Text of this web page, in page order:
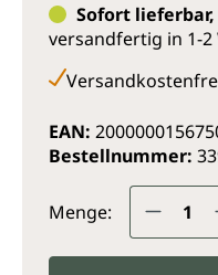
Sofort lieferbar,
versandfertig in 1-2
EAN:
Bestellnummer:
Menge: